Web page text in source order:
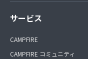
サービス
CAMPFIRE
CAMPFIRE コミュニティ